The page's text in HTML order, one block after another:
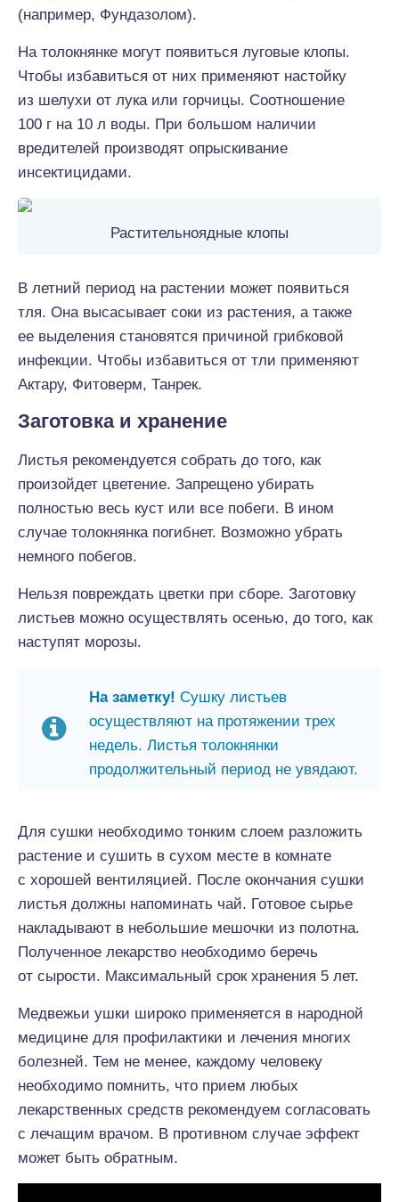
(например, Фундазолом).
На толокнянке могут появиться луговые клопы.
Чтобы избавиться от них применяют настойку
из шелухи от лука или горчицы. Соотношение
100 г на 10 л воды. При большом наличии
вредителей производят опрыскивание
инсектицидами.
Растительноядные клопы
В летний период на растении может появиться
тля. Она высасывает соки из растения, а также
ее выделения становятся причиной грибковой
инфекции. Чтобы избавиться от тли применяют
Актару, Фитоверм, Танрек.
Заготовка и хранение
Листья рекомендуется собрать до того, как
произойдет цветение. Запрещено убирать
полностью весь куст или все побеги. В ином
случае толокнянка погибнет. Возможно убрать
немного побегов.
Нельзя повреждать цветки при сборе. Заготовку
листьев можно осуществлять осенью, до того, как
наступят морозы.
На заметку! Сушку листьев
осуществляют на протяжении трех
недель. Листья толокнянки
продолжительный период не увядают.
Для сушки необходимо тонким слоем разложить
растение и сушить в сухом месте в комнате
с хорошей вентиляцией. После окончания сушки
листья должны напоминать чай. Готовое сырье
накладывают в небольшие мешочки из полотна.
Полученное лекарство необходимо беречь
от сырости. Максимальный срок хранения 5 лет.
Медвежьи ушки широко применяется в народной
медицине для профилактики и лечения многих
болезней. Тем не менее, каждому человеку
необходимо помнить, что прием любых
лекарственных средств рекомендуем согласовать
с лечащим врачом. В противном случае эффект
может быть обратным.